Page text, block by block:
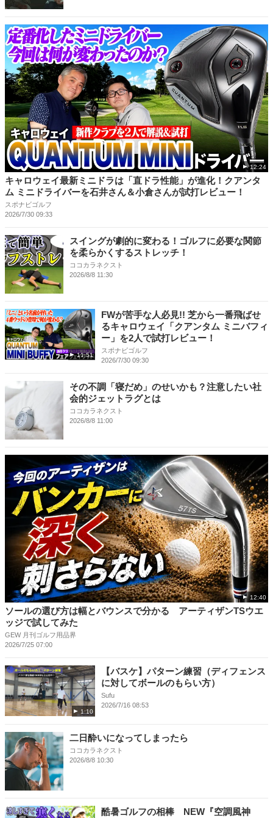
12:24
キャロウェイ最新ミニドラは「直ドラ性能」が進化！クアンタ
ム ミニドライバーを石井さん＆小倉さんが試打レビュー！
スポナビゴルフ
2026/7/30 09:33
スイングが劇的に変わる！ゴルフに必要な関節
を柔らかくするストレッチ！
ココカラネクスト
2026/8/8 11:30
11:51
FWが苦手な人必見!! 芝から一番飛ばせ
るキャロウェイ「クアンタム ミニバフィ
ー」を2人で試打レビュー！
スポナビゴルフ
2026/7/30 09:30
その不調「寝だめ」のせいかも？注意したい社
会的ジェットラグとは
ココカラネクスト
2026/8/8 11:00
12:40
ソールの選び方は幅とバウンスで分かる アーティザンTSウエ
ッジで試してみた
GEW 月刊ゴルフ用品界
2026/7/25 07:00
1:10
【バスケ】パターン練習（ディフェンス
に対してボールのもらい方）
Sufu
2026/7/16 08:53
二日酔いになってしまったら
ココカラネクスト
2026/8/8 10:30
酷暑ゴルフの相棒 NEW『空調風神